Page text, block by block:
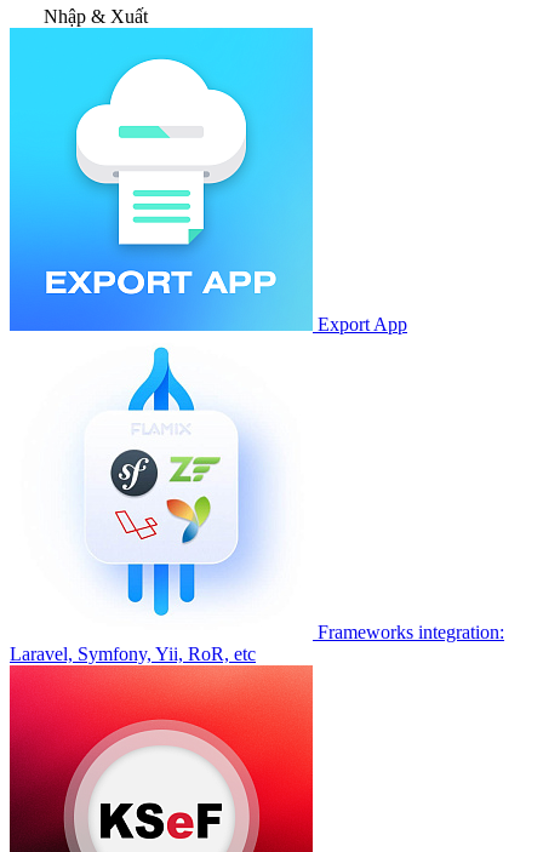
Nhập & Xuất
Export App
Frameworks integration:
Laravel, Symfony, Yii, RoR, etc